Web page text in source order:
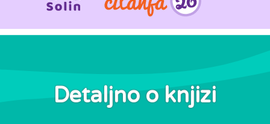
Detaljno o knjizi